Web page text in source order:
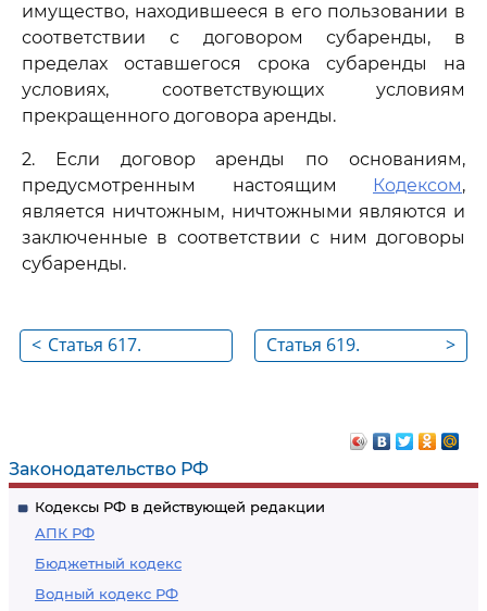
Законодательство РФ
Кодексы РФ в действующей редакции
АПК РФ
Бюджетный кодекс
Водный кодекс РФ
имущество, находившееся в его пользовании в
соответствии с договором субаренды, в
пределах оставшегося срока субаренды на
условиях, соответствующих условиям
прекращенного договора аренды.
2. Если договор аренды по основаниям,
предусмотренным настоящим
Кодексом,
является ничтожным, ничтожными являются и
заключенные в соответствии с ним договоры
субаренды.
< Статья 617.
>
Статья 619.
договора по
требованию
арендодателя